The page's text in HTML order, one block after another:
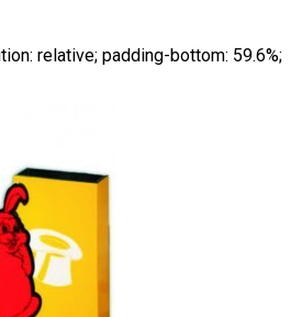
relative; padding-bottom: 59.6%;